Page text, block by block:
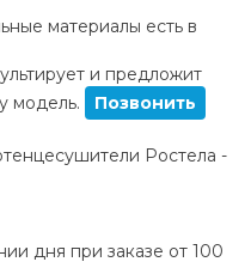
материалы есть в
и предложит
модель.
Позвонить
Ростела -
дня при заказе от 100